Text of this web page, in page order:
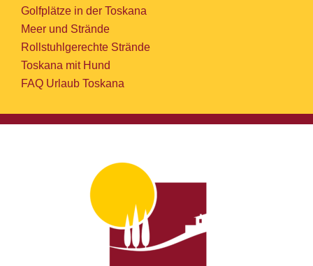
Golfplätze in der Toskana
Meer und Strände
Rollstuhlgerechte Strände
Toskana mit Hund
FAQ Urlaub Toskana